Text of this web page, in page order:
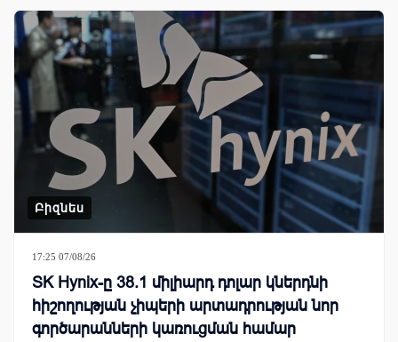
Բիզնես
17:25 07/08/26
SK Hynix-ը 38.1 միլիարդ դոլար կներդնի
հիշողության չիպերի արտադրության նոր
գործարանների կառուցման համար